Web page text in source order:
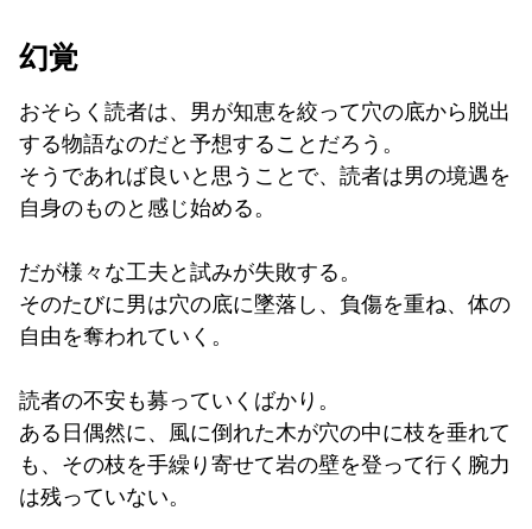
幻覚
おそらく読者は、男が知恵を絞って穴の底から脱出
する物語なのだと予想することだろう。
そうであれば良いと思うことで、読者は男の境遇を
自身のものと感じ始める。
だが様々な工夫と試みが失敗する。
そのたびに男は穴の底に墜落し、負傷を重ね、体の
自由を奪われていく。
読者の不安も募っていくばかり。
ある日偶然に、風に倒れた木が穴の中に枝を垂れて
も、その枝を手繰り寄せて岩の壁を登って行く腕力
は残っていない。